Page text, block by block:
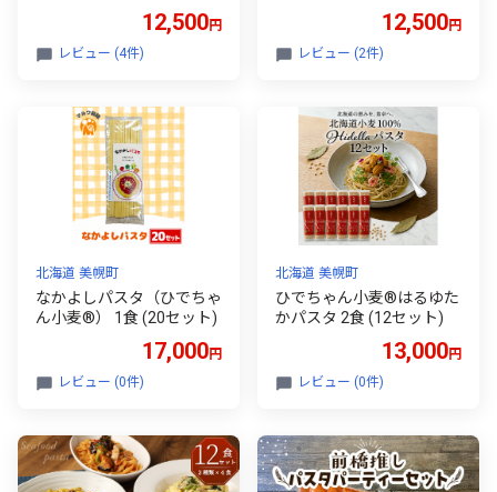
イタリアン料理 セット ラ
ンチ 1.7mm トマトソース
12,500円
レビュー (4件)
国産 イタリアン料理 セッ
ト ランチ 自宅用 〉
12,500円
レビュー (2件)
北海道 美幌町
なかよしパスタ（ひでちゃ
ん小麦®） 1食 (20セット)
17,000円
レビュー (0件)
北海道 美幌町
ひでちゃん小麦®はるゆた
かパスタ 2食 (12セット)
13,000円
レビュー (0件)